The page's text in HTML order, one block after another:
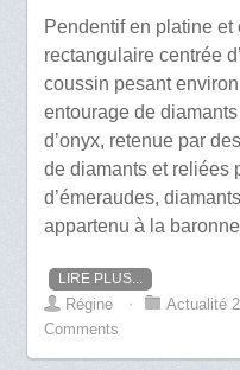
Pendentif en platine et
rectangulaire centrée
coussin pesant
entourage de
d’onyx, retenue par
de diamants et reliées
d’émeraudes,
appartenu à la
LIRE PLUS...
Régine ⋅ Actualité
Comments